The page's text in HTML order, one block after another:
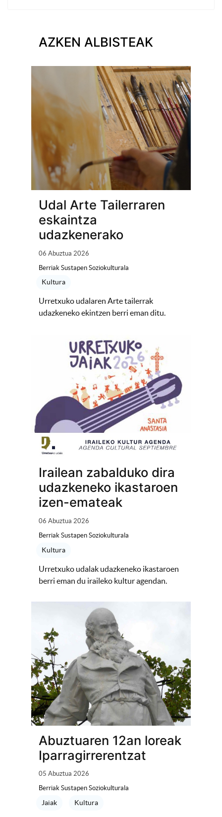
AZKEN ALBISTEAK
Udal Arte Tailerraren
eskaintza
udazkenerako
06 Abuztua 2026
Berriak Sustapen Soziokulturala
Kultura
Urretxuko udalaren Arte tailerrak
udazkeneko ekintzen berri eman ditu.
Irailean zabalduko dira
udazkeneko ikastaroen
izen-emateak
06 Abuztua 2026
Berriak Sustapen Soziokulturala
Kultura
Urretxuko udalak udazkeneko ikastaroen
berri eman du iraileko kultur agendan.
Abuztuaren 12an loreak
Iparragirrerentzat
05 Abuztua 2026
Berriak Sustapen Soziokulturala
Jaiak Kultura